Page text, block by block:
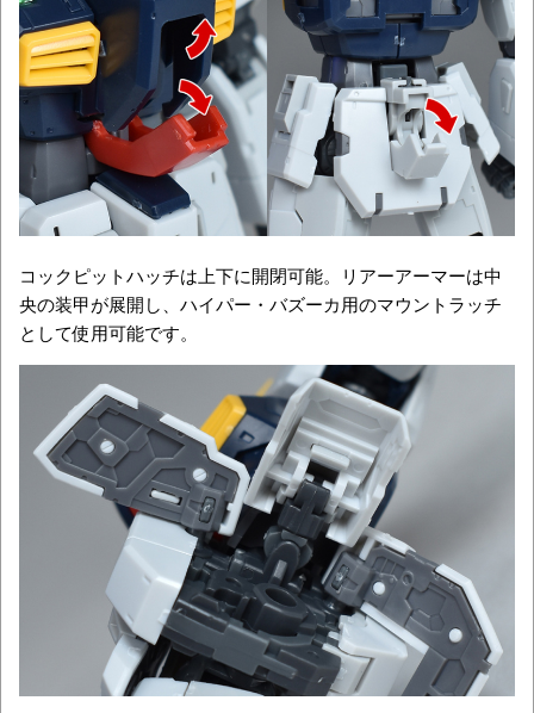
コックピットハッチは上下に開閉可能。リアーアーマーは中
央の装甲が展開し、ハイパー・バズーカ用のマウントラッチ
として使用可能です。